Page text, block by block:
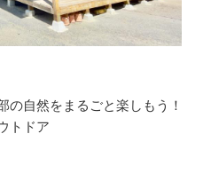
自然をまるごと楽しもう！
トドア